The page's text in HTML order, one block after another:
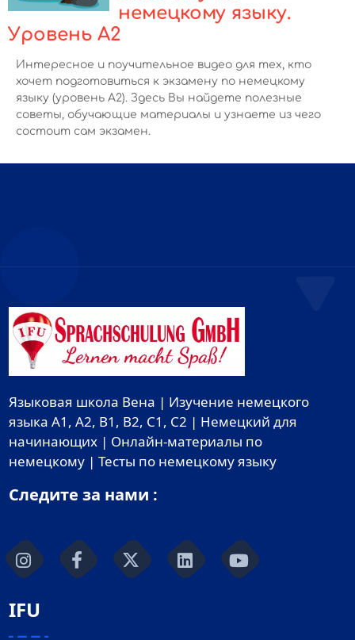
немецкому языку.
Уровень А2
Интересное и поучительное видео для тех, кто
хочет подготовиться к экзамену по немецкому
языку (уровень А2). Здесь Вы найдете полезные
советы, обучающие материалы и узнаете из чего
состоит сам экзамен.
Языковая школа Вена | Изучение немецкого
языка A1, A2, B1, B2, C1, C2 | Немецкий для
начинающих | Онлайн-материалы по
немецкому | Тесты по немецкому языку
Следите за нами :
IFU